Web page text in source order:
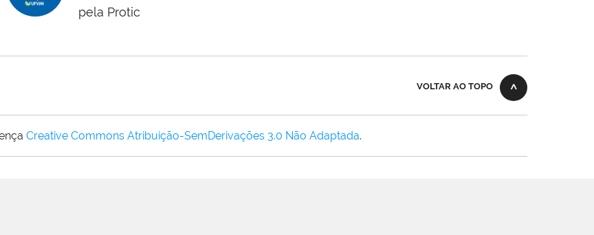
pela Protic
VOLTAR AO TOPO
Creative Commons Atribuição-SemDerivações 3.0 Não Adaptada.